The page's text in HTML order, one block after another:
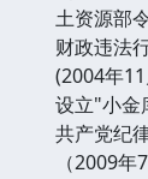
土资源部
财政违法
(2004年
设立"小金
共产党纪
（2009